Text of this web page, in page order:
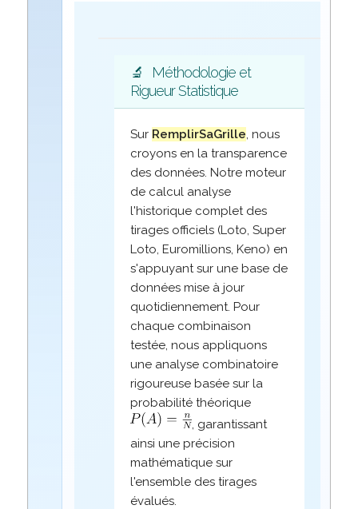
🔬
Méthodologie et
Rigueur Statistique
Sur RemplirSaGrille, nous
croyons en la transparence
des données. Notre moteur
de calcul analyse
l'historique complet des
tirages officiels (Loto, Super
Loto, Euromillions, Keno) en
s'appuyant sur une base de
données mise à jour
quotidiennement. Pour
chaque combinaison
testée, nous appliquons
une analyse combinatoire
rigoureuse basée sur la
probabilité théorique
, garantissant
ainsi une précision
mathématique sur
l'ensemble des tirages
évalués.